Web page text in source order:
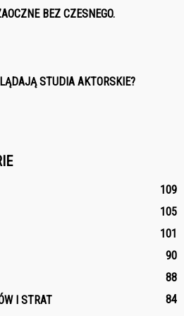
BEZ CZESNEGO.
STUDIA AKTORSKIE?
109
105
101
90
88
I STRAT
84